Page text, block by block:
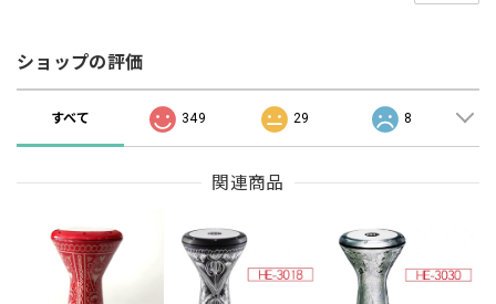
ショップの評価
すべて 349 29 8
関連商品